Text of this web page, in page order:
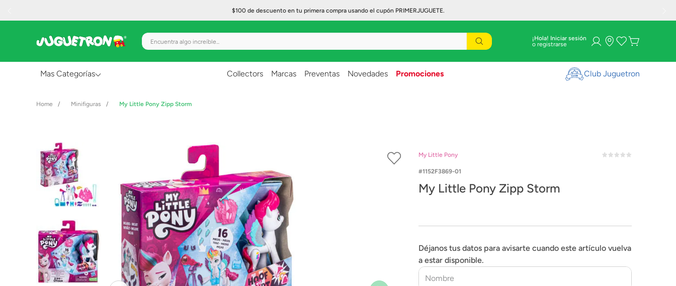
$100 de descuento en tu primera compra usando el cupón PRIMERJUGUETE.
Encuentra algo increíble... ¡Hola! Iniciar sesión
Mas Categorías
Creatividad y Arte
Figuras de Acción
Gadgets y Electrónicos
Lanzadores
Muñecas
Construcción
Collectors Marcas Preventas Novedades Promociones Club Juguetron
Minifiguras My Little Pony Zipp Storm
My Little Pony
1152F3869-01
My Little Pony Zipp Storm
Déjanos tus datos para avisarte cuando este artículo vuelva
a estar disponible.